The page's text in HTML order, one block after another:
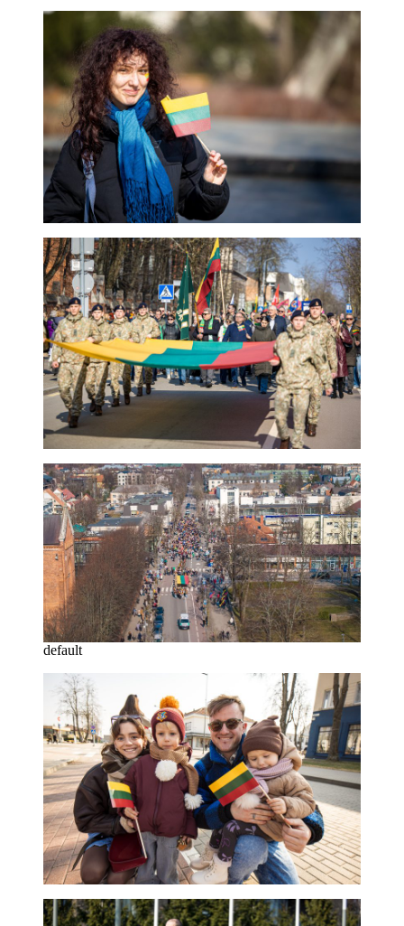
default